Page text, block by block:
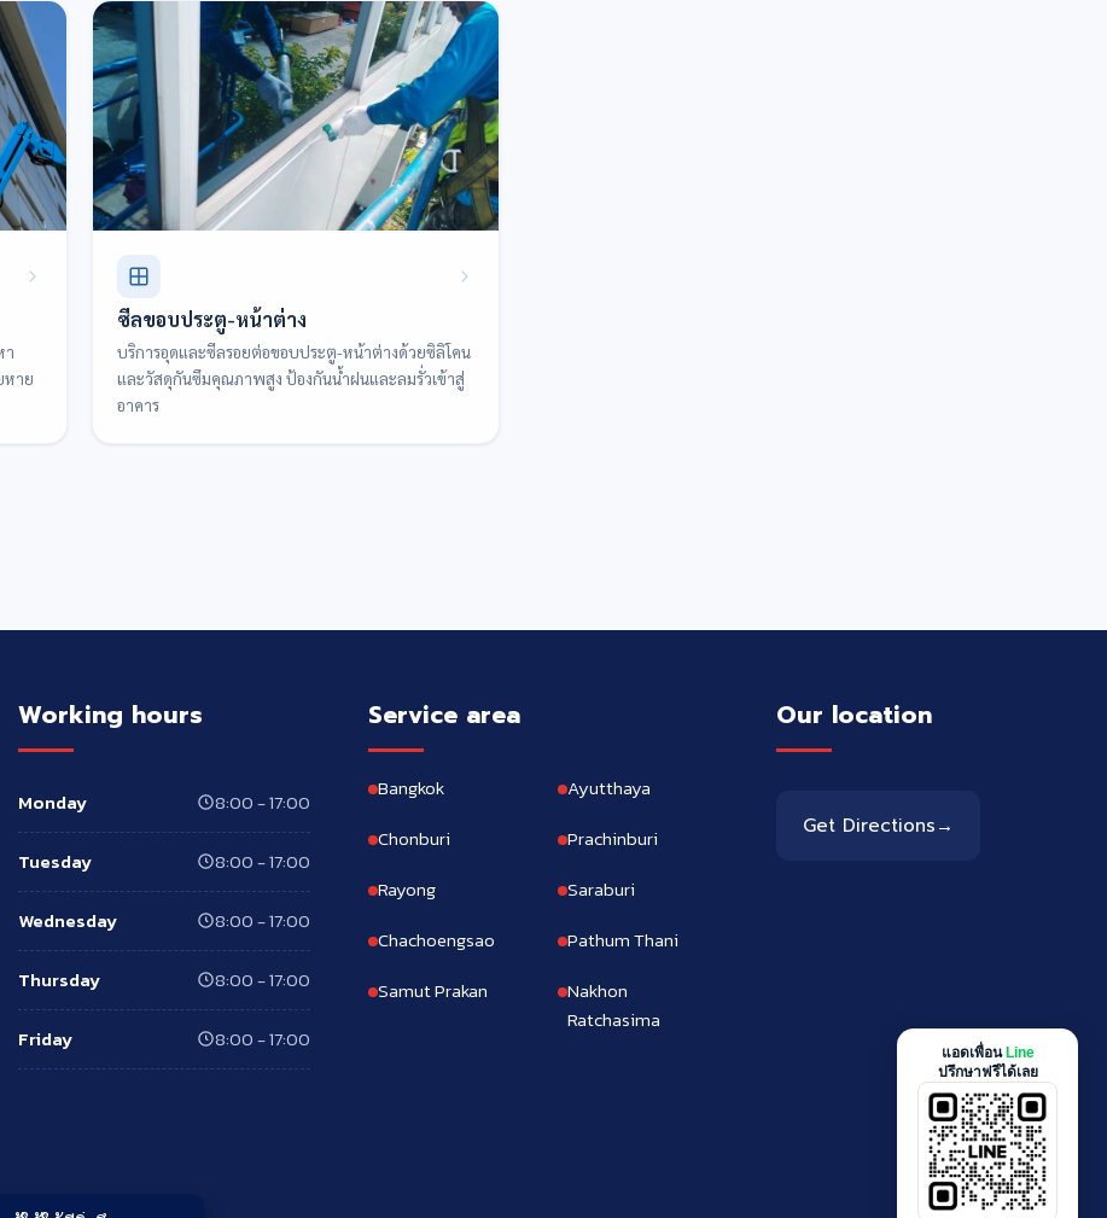
า
หาย
ซีลขอบประตู-หน้าต่าง
บริการอุดและซีลรอยต่อขอบประตู-หน้าต่างด้วยซิลิโคน
และวัสดุกันซึมคุณภาพสูง ป้องกันน้ำฝนและลมรั่วเข้าสู่
อาคาร
Working hours
Monday 8:00 - 17:00
Tuesday 8:00 - 17:00
Wednesday 8:00 - 17:00
Thursday 8:00 - 17:00
Friday 8:00 - 17:00
Service area
Bangkok
Ayutthaya
Chonburi
Prachinburi
Rayong
Saraburi
Chachoengsao
Pathum Thani
Samut Prakan
Nakhon
Ratchasima
Our location
Get Directions→
แอดเพื่อน Line
ปรึกษาฟรีได้เลย